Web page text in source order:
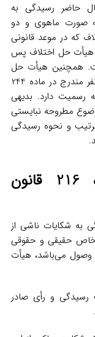
حاضر رسیدگی به
به صورت ماهوی و دو
که در موعد قانونی
هیأت حل اختلاف پس
همچنین هیأت حل
اختلاف تجدیدنظر همانند هیأت بدوی از سه نفر مندرج در ماده 244
دارد. بدیهی
مطروحه نبایستی
ترتیب و نحوه رسیدگی
4 – هیات موضوع ماده 216 قانون
به شکایات ناشی از
حقیقی و حقوقی
و وصول می‌باشد، هیأت
رسیدگی و رأی صادر